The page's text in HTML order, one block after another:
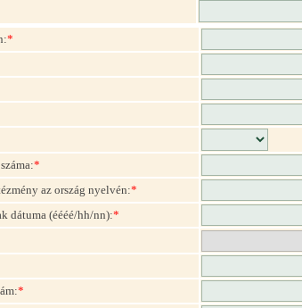
*
*
az ország nyelvén:*
dátuma (éééé/hh/nn):*
*